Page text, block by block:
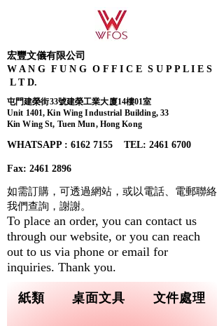
宏豐文儀有限公司
W A N G F U N G O F F I C E S U P P L I E S
L T D.
屯門建榮街33號建榮工業大廈14樓01室
Unit 1401, Kin Wing Industrial Building, 33
Kin Wing St, Tuen Mun, Hong Kong
WHATSAPP : 6162 7155​ TEL: 2461 6700
Fax: 2461 2896
紙類 桌面文具 文件處理
如需訂購，可透過網站，或以電話、電郵聯絡
我們查詢， 謝謝。
To place an order, you can contact us
through our website, or you can reach
out to us via phone or email for
inquiries. Thank you.